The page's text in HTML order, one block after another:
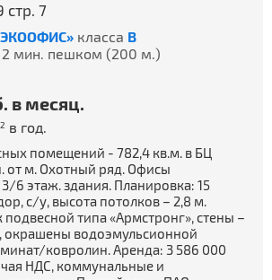
стр. 7
класса B
2 мин. пешком (200 м.)
в месяц.
2 в год.
помещений - 782,4 кв.м. в БЦ
от м. Охотный ряд. Офисы
6 этаж. здания. Планировка: 15
с/у, высота потолков – 2,8 м.
подвесной типа «Армстронг», стены –
окрашены водоэмульсионной
ковролин. Аренда: 3 586 000
НДС, коммунальные и